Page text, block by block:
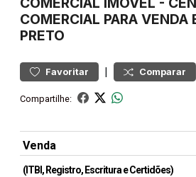
COMERCIAL PARA VENDA
PRETO
Favoritar | Comparar
Compartilhe:
Venda
(ITBI, Registro, Escritura e Certidões)